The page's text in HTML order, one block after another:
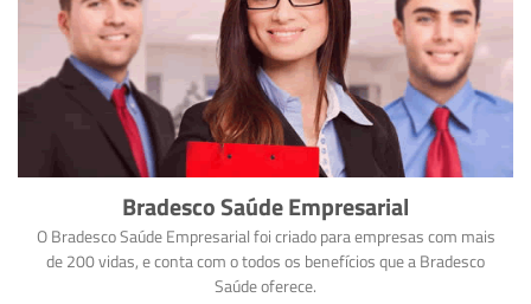
Bradesco Saúde Empresarial
O Bradesco Saúde Empresarial foi criado para empresas com mais
de 200 vidas, e conta com o todos os benefícios que a Bradesco
Saúde oferece.